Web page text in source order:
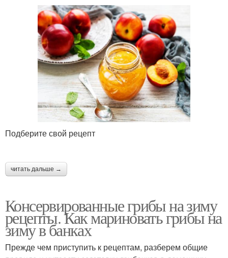
Подберите свой рецепт
читать дальше →
Консервированные грибы на зиму
рецепты. Как мариновать грибы на
зиму в банках
Прежде чем приступить к рецептам, разберем общие